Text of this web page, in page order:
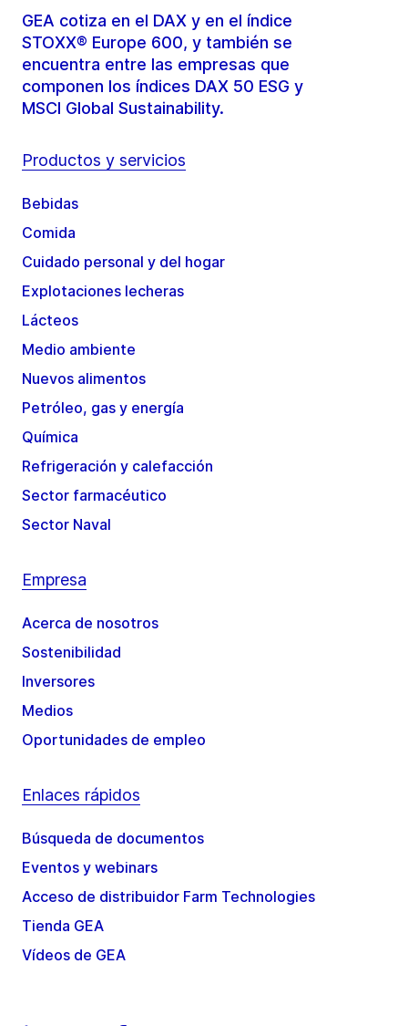
GEA cotiza en el DAX y en el índice
STOXX® Europe 600, y también se
encuentra entre las empresas que
componen los índices DAX 50 ESG y
MSCI Global Sustainability.
Productos y servicios
Bebidas
Comida
Cuidado personal y del hogar
Explotaciones lecheras
Lácteos
Medio ambiente
Nuevos alimentos
Petróleo, gas y energía
Química
Refrigeración y calefacción
Sector farmacéutico
Sector Naval
Empresa
Acerca de nosotros
Sostenibilidad
Inversores
Medios
Oportunidades de empleo
Enlaces rápidos
Búsqueda de documentos
Eventos y webinars
Acceso de distribuidor Farm Technologies
Tienda GEA
Vídeos de GEA